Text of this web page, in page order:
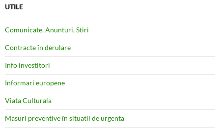
UTILE
Comunicate, Anunturi, Stiri
Contracte în derulare
Info investitori
Informari europene
Viata Culturala
Masuri preventive în situatii de urgenta